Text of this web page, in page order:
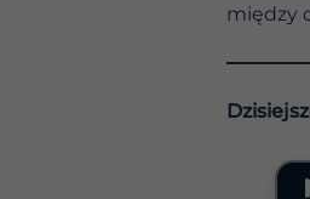
między